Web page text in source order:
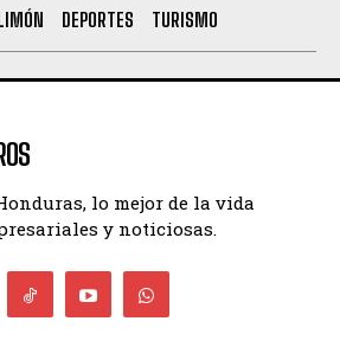
DEPORTES TURISMO
lo mejor de la vida
y noticiosas.